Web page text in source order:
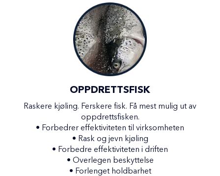
OPPDRETTSFISK
Raskere kjøling. Ferskere fisk. Få mest mulig ut av
oppdrettsfisken.
• Forbedrer effektiviteten til virksomheten
• Rask og jevn kjøling
• Forbedre effektiviteten i driften
• Overlegen beskyttelse
• Forlenget holdbarhet